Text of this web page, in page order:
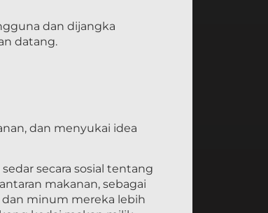
dan dijangka
datang.
dan menyukai idea
secara sosial tentang
makanan, sebagai
minum mereka lebih